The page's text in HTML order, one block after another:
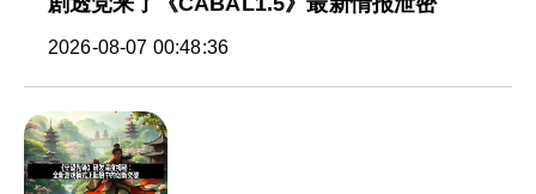
2026-08-07 00:48:36